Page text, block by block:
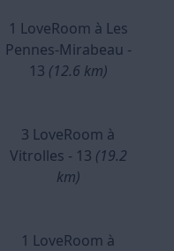
1 LoveRoom à Les
Pennes-Mirabeau -
13 (12.6 km)
3 LoveRoom à
Vitrolles - 13 (19.2
km)
1 LoveRoom à